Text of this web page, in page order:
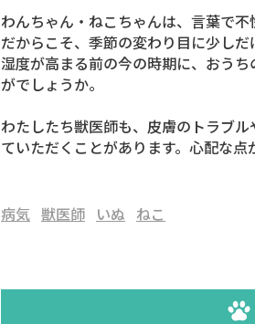
わんちゃん・ねこちゃんは、言葉で不
だからこそ、季節の変わり目に少し
湿度が高まる前の今の時期に、おう
がでしょうか。
わたしたち獣医師も、皮膚のトラブ
ていただくことがあります。心配な点
病気 獣医師 いぬ ねこ